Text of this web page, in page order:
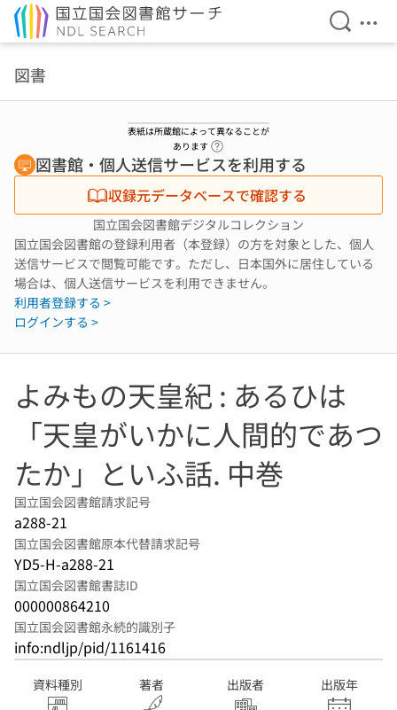
検索を
メ
図書
表紙は所蔵館によって異なることが
あります
図書館・個人送信サービスを利用する
収録元データベースで確認する
国立国会図書館デジタルコレクション
国立国会図書館の登録利用者（本登録）の方を対象とした、個人
送信サービスで閲覧可能です。ただし、日本国外に居住している
場合は、個人送信サービスを利用できません。
利用者登録する >
ログインする >
よみもの天皇紀 : あるひは
「天皇がいかに人間的であつ
たか」といふ話. 中巻
国立国会図書館請求記号
a288-21
国立国会図書館原本代替請求記号
YD5-H-a288-21
国立国会図書館書誌ID
000000864210
国立国会図書館永続的識別子
info:ndljp/pid/1161416
資料種別 著者 出版者 出版年